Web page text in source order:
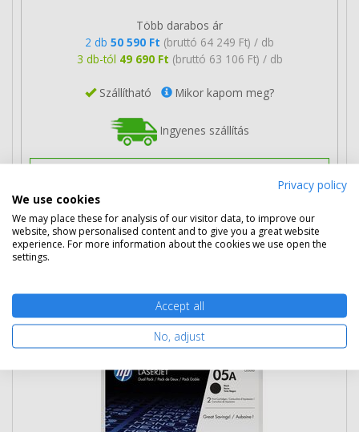
Több darabos ár
2 db 50 590 Ft (bruttó 64 249 Ft) / db
3 db-tól 49 690 Ft (bruttó 63 106 Ft) / db
Szállítható Mikor kapom meg?
Ingyenes szállítás
Kosárba tesz
CE505A) eredeti
Privacy policy
We use cookies
We may place these for analysis of our visitor data, to improve our
website, show personalised content and to give you a great website
experience. For more information about the cookies we use open the
settings.
Accept all
No, adjust